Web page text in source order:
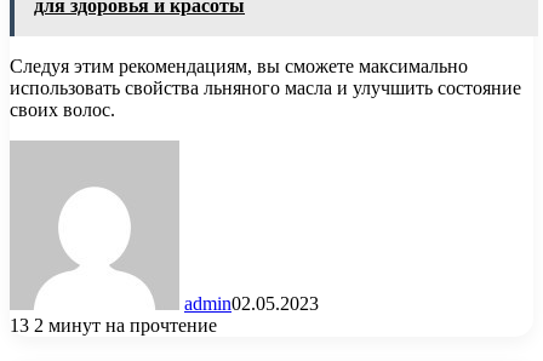
для здоровья и красоты
Следуя этим рекомендациям, вы сможете максимально
использовать свойства льняного масла и улучшить состояние
своих волос.
admin02.05.2023
13 2 минут на прочтение